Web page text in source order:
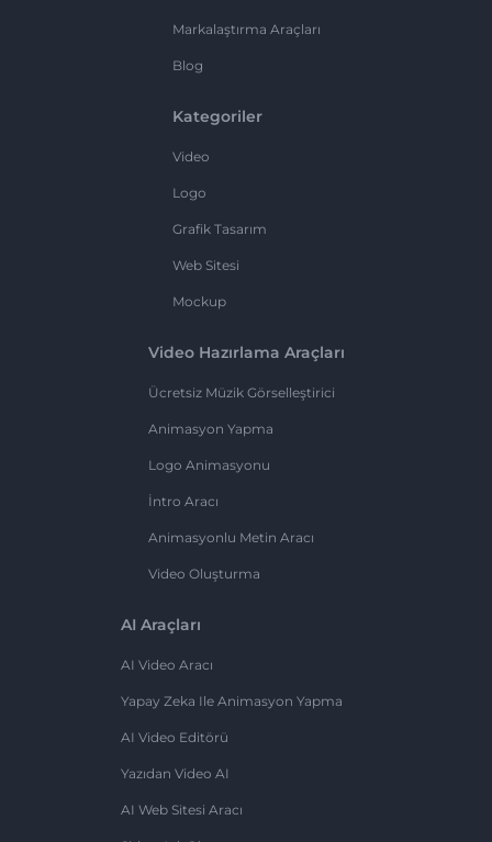
Markalaştırma Araçları
Blog
Kategoriler
Video
Logo
Grafik Tasarım
Web Sitesi
Mockup
Video Hazırlama Araçları
Ücretsiz Müzik Görselleştirici
Animasyon Yapma
Logo Animasyonu
İntro Aracı
Animasyonlu Metin Aracı
Video Oluşturma
AI Araçları
AI Video Aracı
Yapay Zeka Ile Animasyon Yapma
AI Video Editörü
Yazıdan Video AI
AI Web Sitesi Aracı